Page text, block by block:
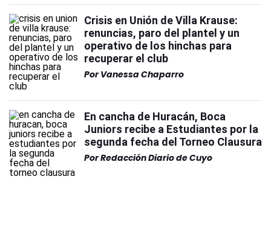
Crisis en Unión de Villa Krause:
renuncias, paro del plantel y un
operativo de los hinchas para
recuperar el club
Por Vanessa Chaparro
En cancha de Huracán, Boca
Juniors recibe a Estudiantes por la
segunda fecha del Torneo Clausura
PorRedacción Diario de Cuyo